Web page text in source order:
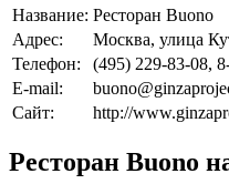
Название: Ресторан Buono
Адрес:
Москва, улица
Телефон:
(495) 229-83-08,
E-mail:
Сайт:
http://
Ресторан Buono